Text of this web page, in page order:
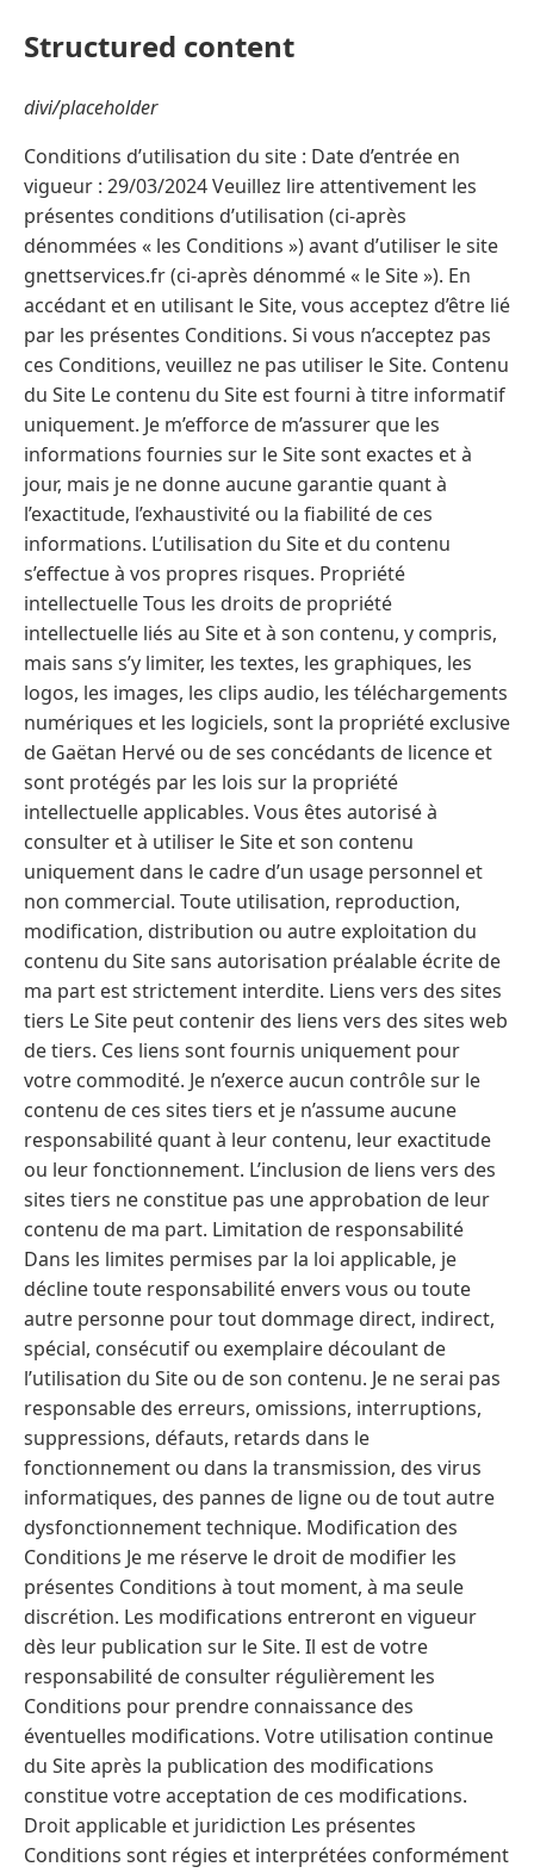
Structured content
divi/placeholder
Conditions d’utilisation du site : Date d’entrée en
vigueur : 29/03/2024 Veuillez lire attentivement les
présentes conditions d’utilisation (ci-après
dénommées « les Conditions ») avant d’utiliser le site
gnettservices.fr (ci-après dénommé « le Site »). En
accédant et en utilisant le Site, vous acceptez d’être lié
par les présentes Conditions. Si vous n’acceptez pas
ces Conditions, veuillez ne pas utiliser le Site. Contenu
du Site Le contenu du Site est fourni à titre informatif
uniquement. Je m’efforce de m’assurer que les
informations fournies sur le Site sont exactes et à
jour, mais je ne donne aucune garantie quant à
l’exactitude, l’exhaustivité ou la fiabilité de ces
informations. L’utilisation du Site et du contenu
s’effectue à vos propres risques. Propriété
intellectuelle Tous les droits de propriété
intellectuelle liés au Site et à son contenu, y compris,
mais sans s’y limiter, les textes, les graphiques, les
logos, les images, les clips audio, les téléchargements
numériques et les logiciels, sont la propriété exclusive
de Gaëtan Hervé ou de ses concédants de licence et
sont protégés par les lois sur la propriété
intellectuelle applicables. Vous êtes autorisé à
consulter et à utiliser le Site et son contenu
uniquement dans le cadre d’un usage personnel et
non commercial. Toute utilisation, reproduction,
modification, distribution ou autre exploitation du
contenu du Site sans autorisation préalable écrite de
ma part est strictement interdite. Liens vers des sites
tiers Le Site peut contenir des liens vers des sites web
de tiers. Ces liens sont fournis uniquement pour
votre commodité. Je n’exerce aucun contrôle sur le
contenu de ces sites tiers et je n’assume aucune
responsabilité quant à leur contenu, leur exactitude
ou leur fonctionnement. L’inclusion de liens vers des
sites tiers ne constitue pas une approbation de leur
contenu de ma part. Limitation de responsabilité
Dans les limites permises par la loi applicable, je
décline toute responsabilité envers vous ou toute
autre personne pour tout dommage direct, indirect,
spécial, consécutif ou exemplaire découlant de
l’utilisation du Site ou de son contenu. Je ne serai pas
responsable des erreurs, omissions, interruptions,
suppressions, défauts, retards dans le
fonctionnement ou dans la transmission, des virus
informatiques, des pannes de ligne ou de tout autre
dysfonctionnement technique. Modification des
Conditions Je me réserve le droit de modifier les
présentes Conditions à tout moment, à ma seule
discrétion. Les modifications entreront en vigueur
dès leur publication sur le Site. Il est de votre
responsabilité de consulter régulièrement les
Conditions pour prendre connaissance des
éventuelles modifications. Votre utilisation continue
du Site après la publication des modifications
constitue votre acceptation de ces modifications.
Droit applicable et juridiction Les présentes
Conditions sont régies et interprétées conformément